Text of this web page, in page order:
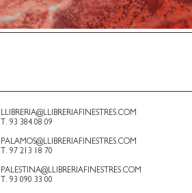
LLIBRERIA@LLIBRERIAFINESTRES.COM
T. 93 384 08 09
PALAMOS@LLIBRERIAFINESTRES.COM
T. 97 213 18 70
PALESTINA@LLIBRERIAFINESTRES.COM
T. 93 090 33 00